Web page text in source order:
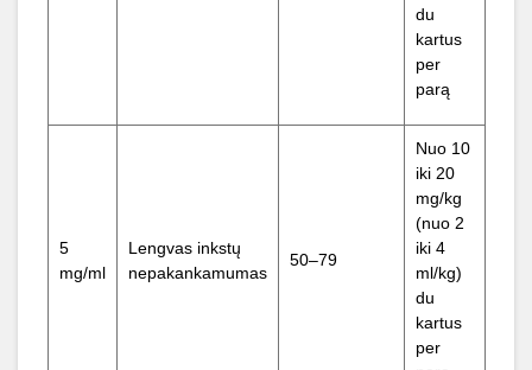
du
kartus
per
parą
5
mg/ml
Lengvas inkstų
nepakankamumas
50–79
Nuo 10
iki 20
mg/kg
(nuo 2
iki 4
ml/kg)
du
kartus
per